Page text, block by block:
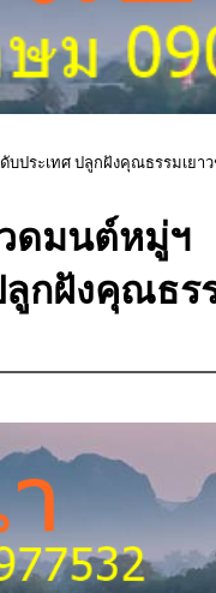
บประเทศ ปลูกฝังคุณธรรมเยา
ดมนต์หมู่ฯ
ลูกฝังคุณธร